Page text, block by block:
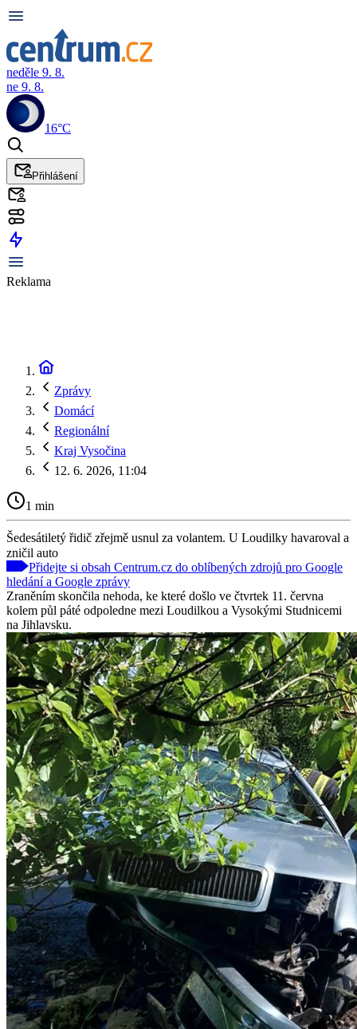
neděle 9. 8.
ne 9. 8.
16°C
Přihlášení
Reklama
Zprávy
Domácí
Regionální
Kraj Vysočina
12. 6. 2026, 11:04
1 min
Šedesátiletý řidič zřejmě usnul za volantem. U Loudilky havaroval a
zničil auto
Přidejte si obsah Centrum.cz do oblíbených zdrojů pro Google
hledání a Google zprávy
Zraněním skončila nehoda, ke které došlo ve čtvrtek 11. června
kolem půl páté odpoledne mezi Loudilkou a Vysokými Studnicemi
na Jihlavsku.